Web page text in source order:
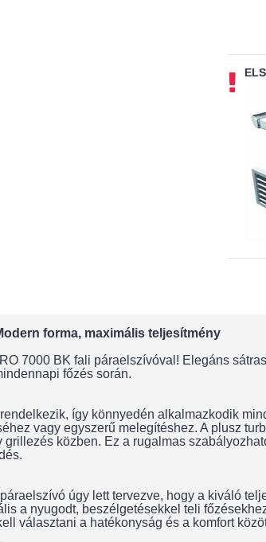
forma, maximális teljesítmény
7000 BK fali páraelszívóval! Elegáns
főzés során.
így könnyedén alkalmazkodik
vagy egyszerű melegítéshez. A plusz
közben. Ez a rugalmas
úgy lett tervezve, hogy a kiváló
a nyugodt, beszélgetésekkel teli
választani a hatékonyság és a komfort